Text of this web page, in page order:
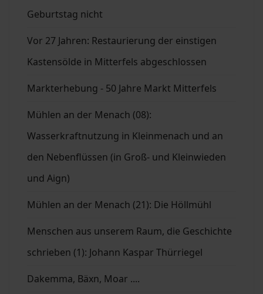
Geburtstag nicht
Vor 27 Jahren: Restaurierung der einstigen
Kastensölde in Mitterfels abgeschlossen
Markterhebung - 50 Jahre Markt Mitterfels
Mühlen an der Menach (08):
Wasserkraftnutzung in Kleinmenach und an
den Nebenflüssen (in Groß- und Kleinwieden
und Aign)
Mühlen an der Menach (21): Die Höllmühl
Menschen aus unserem Raum, die Geschichte
schrieben (1): Johann Kaspar Thürriegel
Dakemma, Bäxn, Moar ....